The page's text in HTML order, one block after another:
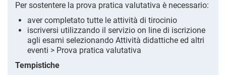
Per sostentere la prova pratica valutativa è necessario:
aver completato tutte le attività di tirocinio
iscriversi utilizzando il servizio on line di iscrizione
agli esami selezionando Attività didattiche ed altri
eventi > Prova pratica valutativa
Tempistiche